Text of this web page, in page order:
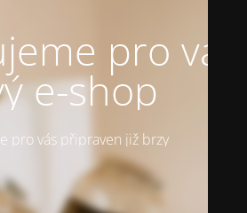
pro vás
e-shop
pro vás připraven již brzy